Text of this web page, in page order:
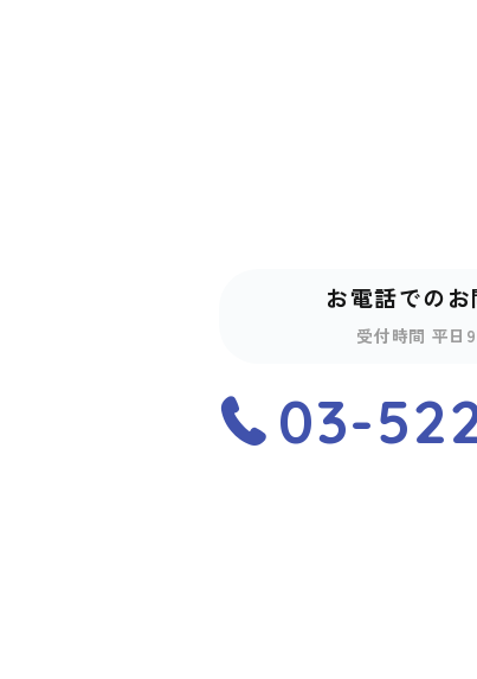
お電話での
受付時間 平日
03-